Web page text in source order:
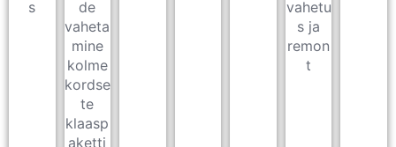
s
de
vaheta
mine
kolme
kordse
te
klaasp
aketti
vahetu
s ja
remon
t